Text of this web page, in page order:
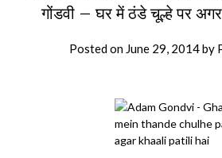
गोंडवी – घर में ठंडे चूल्हे पर
Posted on June 29, 2014by